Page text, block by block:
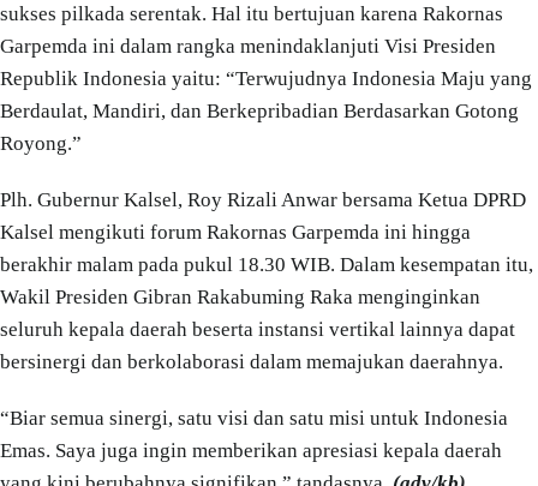
sukses pilkada serentak. Hal itu bertujuan karena Rakornas
Garpemda ini dalam rangka menindaklanjuti Visi Presiden
Republik Indonesia yaitu: “Terwujudnya Indonesia Maju yang
Berdaulat, Mandiri, dan Berkepribadian Berdasarkan Gotong
Royong.”
Plh. Gubernur Kalsel, Roy Rizali Anwar bersama Ketua DPRD
Kalsel mengikuti forum Rakornas Garpemda ini hingga
berakhir malam pada pukul 18.30 WIB. Dalam kesempatan itu,
Wakil Presiden Gibran Rakabuming Raka menginginkan
seluruh kepala daerah beserta instansi vertikal lainnya dapat
bersinergi dan berkolaborasi dalam memajukan daerahnya.
“Biar semua sinergi, satu visi dan satu misi untuk Indonesia
Emas. Saya juga ingin memberikan apresiasi kepala daerah